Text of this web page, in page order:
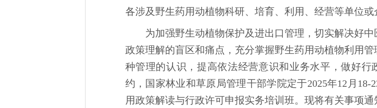
各涉及野生药用动植物科研、培育、利用、经营等单位或
为加强野生动植物保护及进出口管理，切实解决好
政策理解的盲区和痛点，充分掌握野生药用动植物利用
种管理的认识，提高依法经营意识和业务水平，做好行
约，国家林业和草原局管理干部学院定于2025年12月18-
用政策解读与行政许可申报实务培训班。现将有关事项通